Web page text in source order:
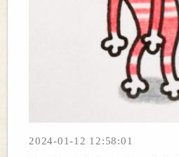
2024-01-12 12:58:01